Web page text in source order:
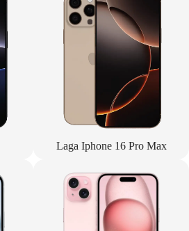
Laga Iphone 16 Pro Max